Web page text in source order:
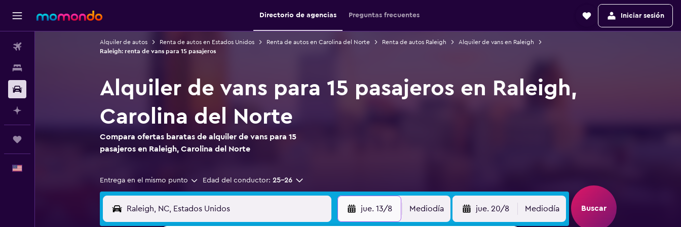
Directorio de agencias Preguntas frecuentes Iniciar sesión
Alquiler de autos Renta de autos en Estados Unidos Renta de autos en Carolina del Norte Renta de autos Raleigh
Alquiler de vans en Raleigh
Raleigh: renta de vans para 15 pasajeros
Alquiler de vans para 15 pasajeros en Raleigh,
Carolina del Norte
Compara ofertas baratas de alquiler de vans para 15
pasajeros en Raleigh, Carolina del Norte
Entrega en el mismo punto Edad del conductor: 25-26
jue. 13/8 Mediodía jue. 20/8 Mediodía Buscar